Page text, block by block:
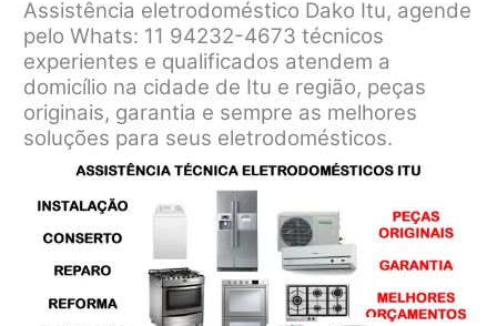
Assistência eletrodoméstico Dako Itu, agende
pelo Whats: 11 94232-4673 técnicos
experientes e qualificados atendem a
domicílio na cidade de Itu e região, peças
originais, garantia e sempre as melhores
soluções para seus eletrodomésticos.